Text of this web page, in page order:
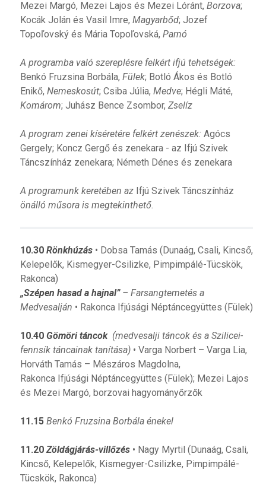
Mezei Margó, Mezei Lajos és Mezei Lóránt, Borzova;
Kocák Jolán és Vasil Imre, Magyarbőd; Jozef
Topoľovský és Mária Topoľovská, Parnó
A programba való szereplésre felkért ifjú tehetségek:
Benkó Fruzsina Borbála, Fülek; Botló Ákos és Botló
Enikő, Nemeskosút; Csiba Júlia, Medve; Hégli Máté,
Komárom; Juhász Bence Zsombor, Zselíz
A program zenei kíséretére felkért zenészek: Agócs
Gergely; Koncz Gergő és zenekara - az Ifjú Szivek
Táncszínház zenekara; Németh Dénes és zenekara
A programunk keretében az Ifjú Szivek Táncszínház
önálló műsora is megtekinthető.
10.30 Rönkhúzás• Dobsa Tamás (Dunaág, Csali, Kincső,
Kelepelők, Kismegyer-Csilizke, Pimpimpálé-Tücskök,
Rakonca)
„Szépen hasad a hajnal”– Farsangtemetés a
Medvesalján • Rakonca Ifjúsági Néptáncegyüttes (Fülek)
10.40 Gömöri táncok(medvesalji táncok és a Szilicei-
fennsík táncainak tanítása)• Varga Norbert – Varga Lia,
Horváth Tamás – Mészáros Magdolna,
Rakonca Ifjúsági Néptáncegyüttes (Fülek); Mezei Lajos
és Mezei Margó, borzovai hagyományőrzők
11.15 Benkó Fruzsina Borbála énekel
11.20Zöldágjárás-villőzés• Nagy Myrtil (Dunaág, Csali,
Kincső, Kelepelők, Kismegyer-Csilizke, Pimpimpálé-
Tücskök, Rakonca)